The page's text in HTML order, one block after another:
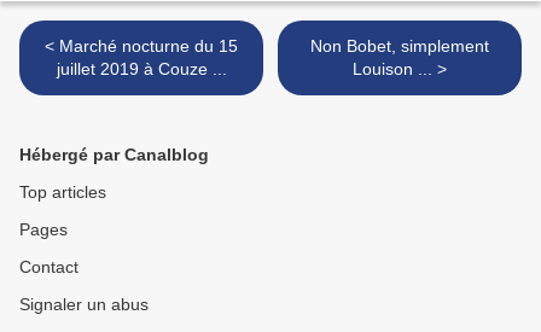
< Marché nocturne du 15
juillet 2019 à Couze ...
Non Bobet, simplement
Louison ... >
Hébergé par Canalblog
Top articles
Pages
Contact
Signaler un abus